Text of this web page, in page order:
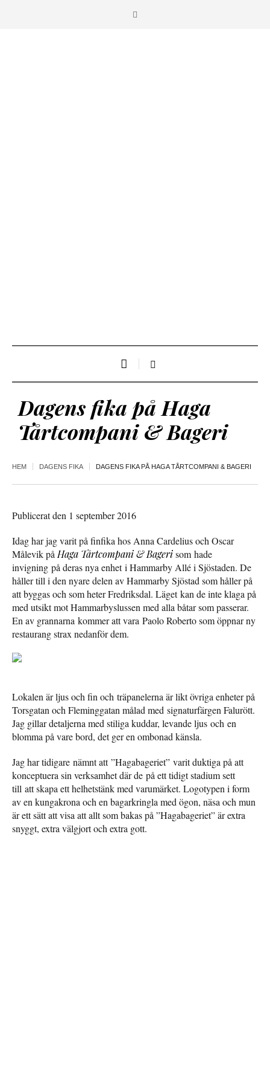
Dagens fika på Haga
Tårtcompani & Bageri
HEM DAGENS FIKA DAGENS FIKA PÅ HAGA TÅRTCOMPANI & BAGERI
Publicerat den 1 september 2016
Idag har jag varit på finfika hos Anna Cardelius och Oscar
Målevik på Haga Tårtcompani & Bagerisom hade
invigning på deras nya enhet i Hammarby Allé i Sjöstaden. De
håller till i den nyare delen av Hammarby Sjöstad som håller på
att byggas och som heter Fredriksdal. Läget kan de inte klaga på
med utsikt mot Hammarbyslussen med alla båtar som passerar.
En av grannarna kommer att vara Paolo Roberto som öppnar ny
restaurang strax nedanför dem.
Lokalen är ljus och fin och träpanelerna är likt övriga enheter på
Torsgatan och Fleminggatan målad med signaturfärgen Falurött.
Jag gillar detaljerna med stiliga kuddar, levande ljus och en
blomma på vare bord, det ger en ombonad känsla.
Jag har tidigare nämnt att ”Hagabageriet” varit duktiga på att
konceptuera sin verksamhet där de på ett tidigt stadium sett
till att skapa ett helhetstänk med varumärket. Logotypen i form
av en kungakrona och en bagarkringla med ögon, näsa och mun
är ett sätt att visa att allt som bakas på ”Hagabageriet” är extra
snyggt, extra välgjort och extra gott.